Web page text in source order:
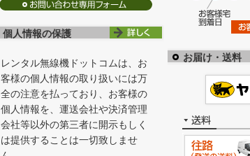
個人情報の保護
レンタル無線機ドットコムは、お
客様の個人情報の取り扱いには万
全の注意を払っており、お客様の
個人情報を、運送会社や決済管理
会社等以外の第三者に開示もしく
は提供することは一切致しませ
お届け・送料